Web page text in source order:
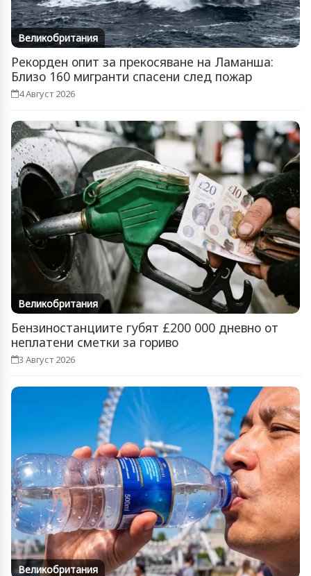
Великобритания
Рекорден опит за прекосяване на Ламанша:
Близо 160 мигранти спасени след пожар
4 Август 2026
Великобритания
Бензиностанциите губят £200 000 дневно от
неплатени сметки за гориво
3 Август 2026
Великобритания